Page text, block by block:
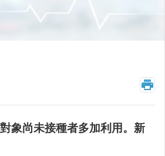
_
象尚未接種者多加利用。新